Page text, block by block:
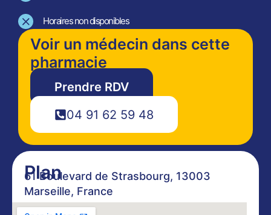
Plan
61 Boulevard de Strasbourg, 13003
Marseille, France
Horaires non disponibles
Voir un médecin dans cette
pharmacie
Prendre RDV
04 91 62 59 48